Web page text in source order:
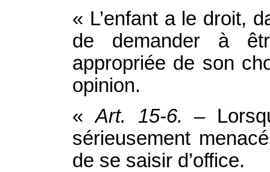
« L’enfant a le droit,
de demander à
appropriée de son
opinion.
«Art. 15‑6. –
sérieusement
de se saisir d’office.